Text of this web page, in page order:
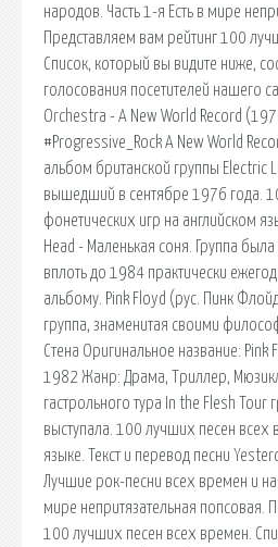
народов. Часть 1-я Есть в мире
Представляем вам рейтинг 100
Список, который вы видите ниже,
голосования посетителей нашего
Orchestra - A New World Record
#Progressive_Rock A New World
альбом британской группы Electric
вышедший в сентябре 1976 года.
фонетических игр на английском
Head - Маленькая соня. Группа
вплоть до 1984 практически
альбому. Pink Floyd (рус. Пинк
группа, знаменитая своими
Стена Оригинальное название: Pink
1982 Жанр: Драма, Триллер,
гастрольного тура In the Flesh Tour
выступала. 100 лучших песен всех
языке. Текст и перевод песни
Лучшие рок-песни всех времен и
мире непритязательная попсовая.
100 лучших песен всех времен.